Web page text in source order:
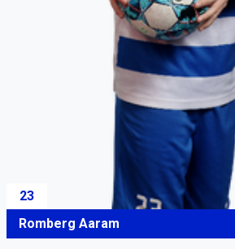
23
Romberg Aaram